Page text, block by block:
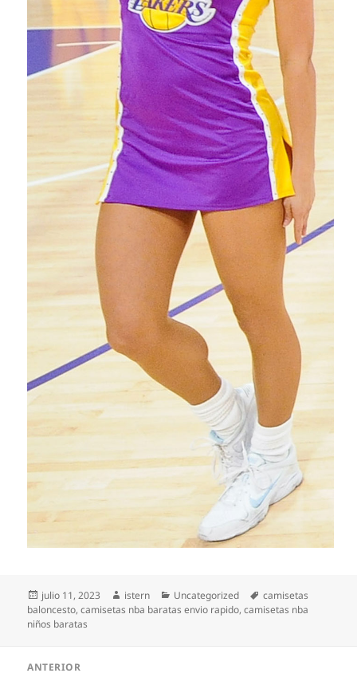
Publicado
el
julio 11, 2023 Autor
istern Categorías
Uncategorized Etiquetas
camisetas
baloncesto,camisetas nba baratas envio rapido,camisetas nba
niños baratas
ANTERIOR